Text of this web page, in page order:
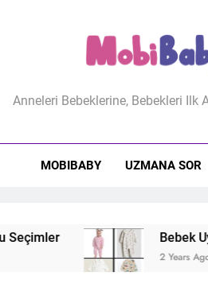
Anneleri Bebeklerine, Bebekleri Ilk
MOBIBABY UZMANA SOR
Bebek
2 Years Ago